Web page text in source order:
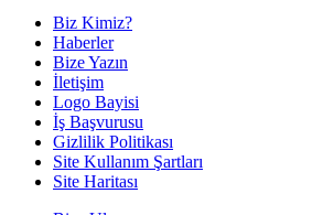
Biz Kimiz?
Haberler
Bize Yazın
İletişim
Logo Bayisi
İş Başvurusu
Gizlilik Politikası
Site Kullanım Şartları
Site Haritası